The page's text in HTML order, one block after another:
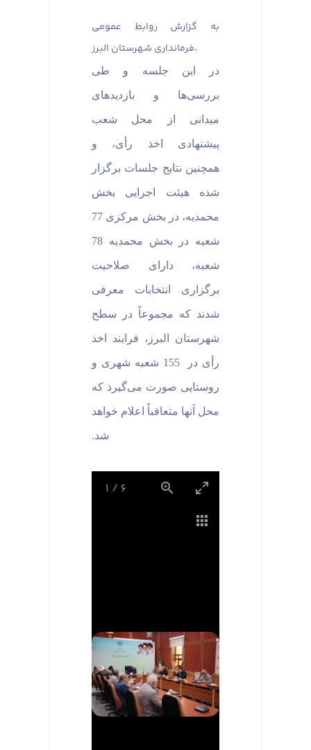
به گزارش روابط عمومی
فرمانداری شهرستان البرز،
در این جلسه و طی
بررسی‌ها و بازدیدهای
میدانی از محل شعب
پیشنهادی اخذ رأی، و
همچنین نتایج جلسات برگزار
شده هیئت اجرایی بخش
محمدیه، در بخش مرکزی 77
شعبه در بخش محمدیه 78
شعبه، دارای صلاحیت
برگزاری انتخابات معرفی
شدند که مجموعاً در سطح
شهرستان البرز، فرایند اخذ
رأی در 155 شعبه شهری و
روستایی صورت می‌گیرذ که
محل آنها متعاقباً اعلام خواهد
شد.
1 / 6